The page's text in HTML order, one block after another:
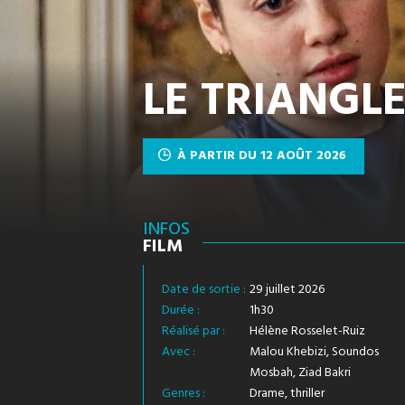
LE
À PARTIR DU 12 AOÛT 2026
INFOS
FILM
Date de sortie : 29 juillet 2026
Durée :
1h30
Réalisé par :
Hélène Rosselet-Ruiz
Avec :
Malou Khebizi, Soundos
Mosbah, Ziad Bakri
Genres :
Drame, thriller